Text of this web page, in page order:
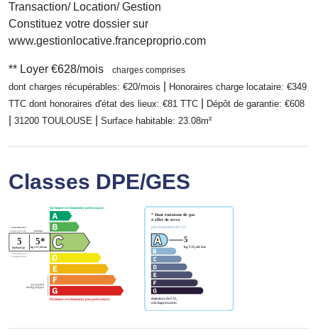
Transaction/ Location/ Gestion
Constituez votre dossier sur
www.gestionlocative.franceproprio.com
** Loyer €628/mois charges comprises
dont charges récupérables: €20/mois
Honoraires charge locataire: €349
TTC dont honoraires d'état des lieux: €81 TTC Dépôt de garantie: €608
31200 TOULOUSE Surface habitable: 23.08m²
Classes DPE/GES